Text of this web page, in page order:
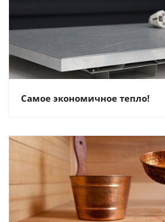
Самое экономичное тепло!